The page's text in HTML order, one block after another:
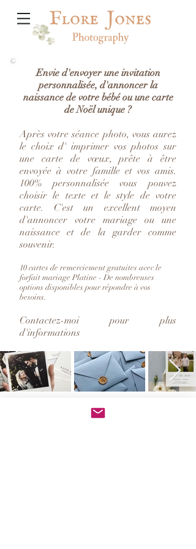
Envie d'envoyer une invitation
personnalisée, d'annoncer la
naissance de votre bébé ou une carte
de Noël unique ?
Après votre séance photo, vous aurez
le choix d' imprimer vos photos sur
une carte de vœux, prête à être
envoyée à votre famille et vos amis.
100% personnalisée vous pouvez
choisir le texte et le style de votre
carte. C'est un excellent moyen
d'annoncer votre mariage ou une
naissance et de la garder comme
souvenir.
10 cartes de remerciement gratuites avec le
forfait mariage Platine - De nombreuses
options disponibles pour répondre à vos
besoins.
Contactez-moi pour plus
d'informations